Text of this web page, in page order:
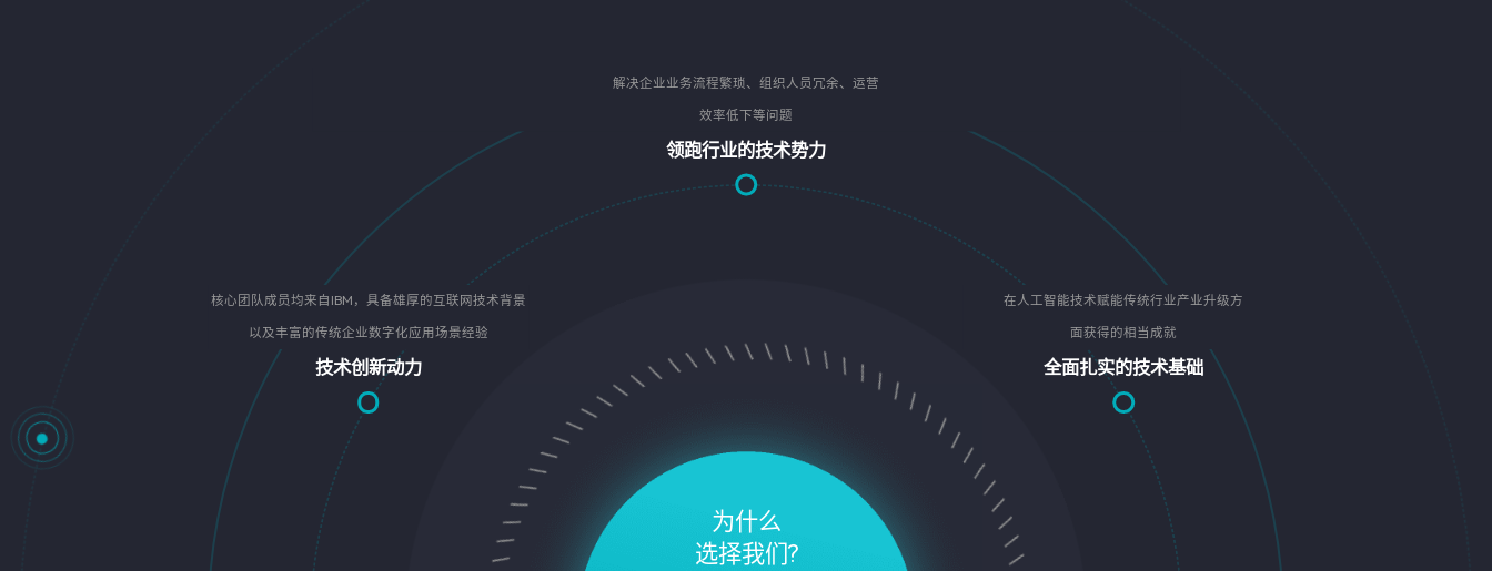
为什么
选择我们?
核心团队成员均来自IBM，具备雄厚的互联网技术背景
以及丰富的传统企业数字化应用场景经验
技术创新动力
解决企业业务流程繁琐、组织人员冗余、运营
效率低下等问题
领跑行业的技术势力
在人工智能技术赋能传统行业产业升级方
面获得的相当成就
全面扎实的技术基础